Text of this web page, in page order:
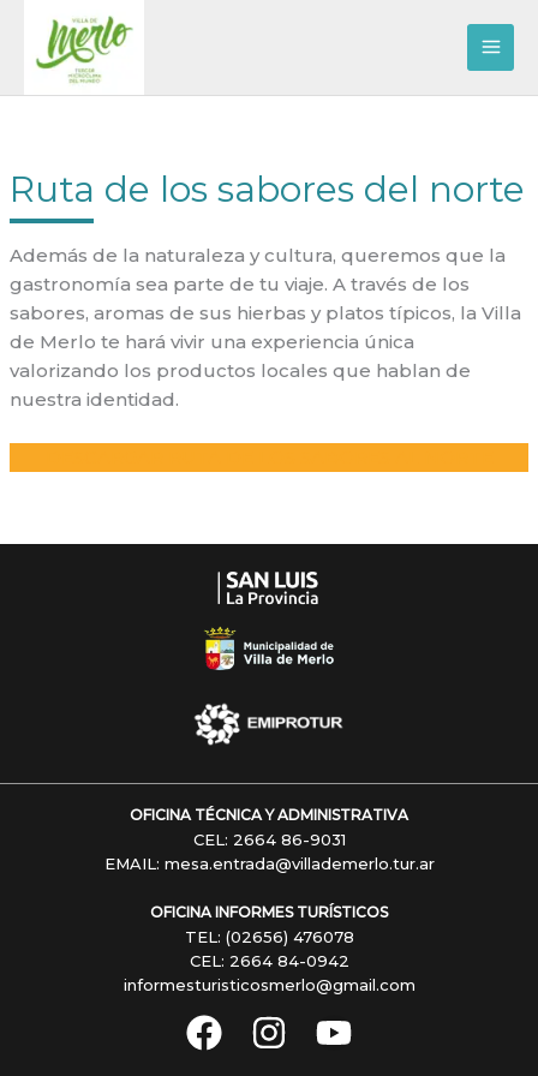
contenido
Ruta de los sabores del norte
Además de la naturaleza y cultura, queremos que la
gastronomía sea parte de tu viaje. A través de los
sabores, aromas de sus hierbas y platos típicos, la Villa
de Merlo te hará vivir una experiencia única
valorizando los productos locales que hablan de
nuestra identidad.
OFICINA TÉCNICA Y ADMINISTRATIVA
CEL: 2664 86-9031
EMAIL: mesa.entrada@villademerlo.tur.ar
OFICINA INFORMES TURÍSTICOS
TEL: (02656) 476078
CEL: 2664 84-0942
informesturisticosmerlo@gmail.com